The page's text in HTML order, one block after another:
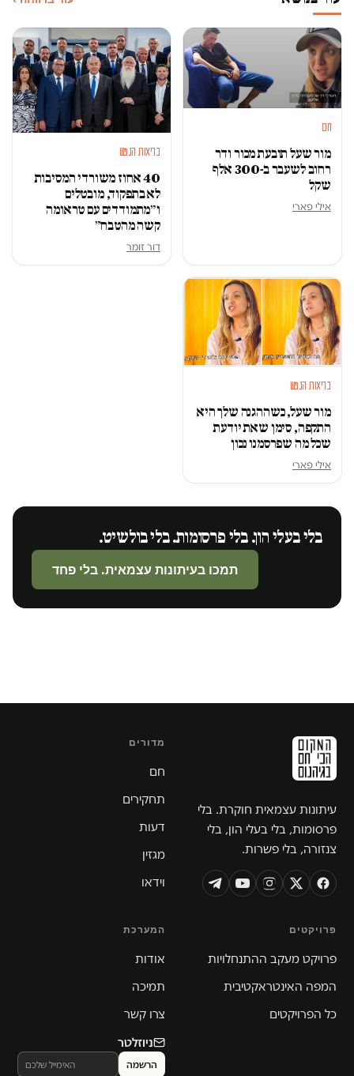
חם
מור שעל תובעת מכור ודר
רחוב לשעבר ב-300 אלף
שקל
אילי פארי
בריאות הנפש
40 אחוז משורדי המסיבות
לא בתפקוד, מובטלים
ו״מתמודדים עם טראומה
קשה מהטבח״
דור זומר
בריאות הנפש
מור שעל, כשההגנה שלך היא
התקפה, סימן שאת יודעת
שכל מה שפרסמנו נכון
אילי פארי
בלי בעלי הון. בלי פרסומות. בלי בולשיט.
תמכו בעיתונות עצמאית. בלי פחד
עיתונות עצמאית חוקרת. בלי
פרסומות, בלי בעלי הון, בלי
צנזורה, בלי פשרות.
מדורים
חם
תחקירים
דעות
מגזין
וידאו
פרויקטים
פרויקט מעקב ההתנחלויות
המפה האינטראקטיבית
כל הפרויקטים
המערכת
אודות
תמיכה
צרו קשר
ניוזלטר